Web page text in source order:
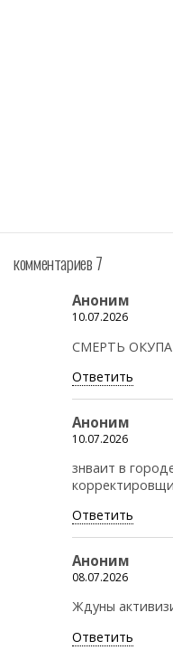
комментариев 7
Аноним
10.07.2026
СМЕРТЬ
Ответить
Аноним
10.07.2026
знваит в
Ответить
Аноним
08.07.2026
Ждуны
Ответить